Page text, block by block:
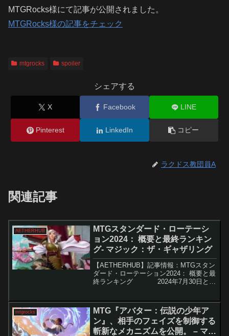
MTGRocks様にて記事が公開されました。
MTGRocks様の記事をチェック
mtgrocks spoiler
シェアする
X Facebook LINE
Pinterest LinkedIn コピー
ラクドス教団員A
関連記事
AETHERHUB
MTGスタンダード・ローテーシ
ョン2024： 概要と最終ランキン
グ- マジック：ザ・ギャザリング
【AETHERHUB】記事情報：MTGスタン
ダード・ローテーション2024： 概要と最
終ランキング 2024年7月30日と8
mtgrocks
MTG『アバター：伝説の少年ア
ン』、相手のフェイズを制御する
斬新なメカニズムを公開。 – マジ